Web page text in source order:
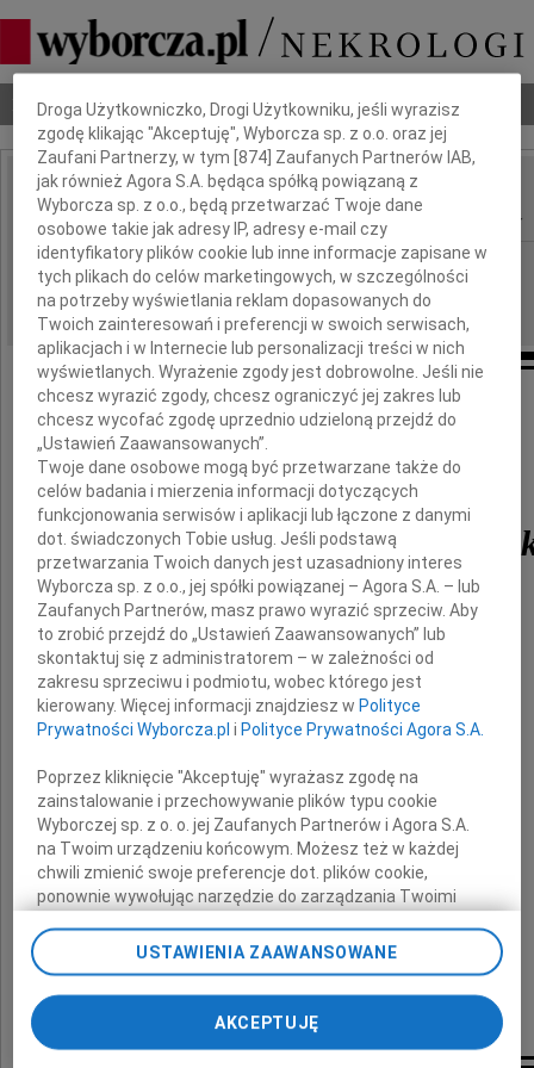
Nekrologi Odeszli Poradnik pogrzebowy
IMIĘ I NAZWISKO: Helena Kassyk-Rokicka
REGION: Warszawa
DATA EMISJI: 14.05.2026
Z najgłębszym smutkiem
przyjęliśmy wiadomość o śmierci
dr Heleny Kassyk-
Rodzinie i Bliskim
wyrazy współczucia składają
oraz cała społeczność akademicka
Uczelni Łazarskiego
Dbamy o Twoją prywatność
Droga Użytkowniczko, Drogi Użytkowniku, jeśli wyrazisz
zgodę klikając "Akceptuję", Wyborcza sp. z o.o. oraz jej
Zaufani Partnerzy, w tym [874] Zaufanych Partnerów IAB,
jak również Agora S.A. będąca spółką powiązaną z
Wyborcza sp. z o.o., będą przetwarzać Twoje dane
osobowe takie jak adresy IP, adresy e-mail czy
identyfikatory plików cookie lub inne informacje zapisane w
tych plikach do celów marketingowych, w szczególności
na potrzeby wyświetlania reklam dopasowanych do
Twoich zainteresowań i preferencji w swoich serwisach,
aplikacjach i w Internecie lub personalizacji treści w nich
wyświetlanych. Wyrażenie zgody jest dobrowolne. Jeśli nie
chcesz wyrazić zgody, chcesz ograniczyć jej zakres lub
chcesz wycofać zgodę uprzednio udzieloną przejdź do
„Ustawień Zaawansowanych”.
Twoje dane osobowe mogą być przetwarzane także do
celów badania i mierzenia informacji dotyczących
funkcjonowania serwisów i aplikacji lub łączone z danymi
dot. świadczonych Tobie usług. Jeśli podstawą
przetwarzania Twoich danych jest uzasadniony interes
Wyborcza sp. z o.o., jej spółki powiązanej – Agora S.A. – lub
Zaufanych Partnerów, masz prawo wyrazić sprzeciw. Aby
to zrobić przejdź do „Ustawień Zaawansowanych” lub
skontaktuj się z administratorem – w zależności od
zakresu sprzeciwu i podmiotu, wobec którego jest
kierowany. Więcej informacji znajdziesz wPolityce
Prywatności Wyborcza.pl iPolityce Prywatności Agora S.A.
Poprzez kliknięcie "Akceptuję" wyrażasz zgodę na
zainstalowanie i przechowywanie plików typu cookie
Wyborczej sp. z o. o. jej Zaufanych Partnerów i Agora S.A.
na Twoim urządzeniu końcowym. Możesz też w każdej
chwili zmienić swoje preferencje dot. plików cookie,
ponownie wywołując narzędzie do zarządzania Twoimi
odnośnik „Ustawienia prywatności” w stopce serwisu i
przechodząc do sekcji „Ustawienia zaawansowane”.
Zmiana ustawień plików cookie możliwa jest także za
pomocą ustawień przeglądarki.
USTAWIENIA ZAAWANSOWANE
AKCEPTUJĘ